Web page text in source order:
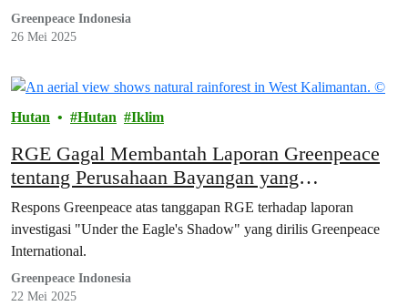
Greenpeace Indonesia
26 Mei 2025
Hutan Hutan Iklim
RGE Gagal Membantah Laporan Greenpeace
tentang Perusahaan Bayangan yang
Mengancam Hutan Indonesia
Respons Greenpeace atas tanggapan RGE terhadap laporan
investigasi "Under the Eagle's Shadow" yang dirilis Greenpeace
International.
Greenpeace Indonesia
22 Mei 2025